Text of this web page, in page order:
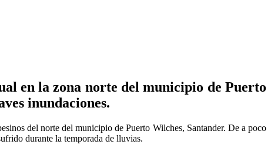
en la zona norte del municipio de Puerto
inundaciones.
del norte del municipio de Puerto Wilches, Santander. De a poco
durante la temporada de lluvias.